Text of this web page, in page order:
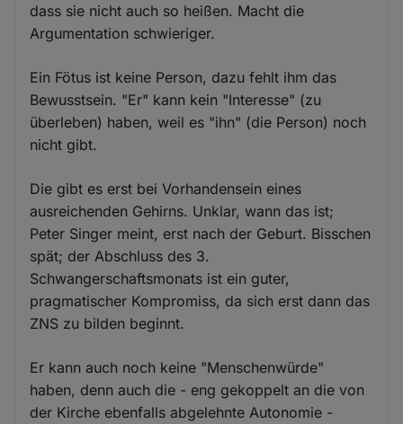
dass sie nicht auch so heißen. Macht die
Argumentation schwieriger.
Ein Fötus ist keine Person, dazu fehlt ihm das
Bewusstsein. "Er" kann kein "Interesse" (zu
überleben) haben, weil es "ihn" (die Person) noch
nicht gibt.
Die gibt es erst bei Vorhandensein eines
ausreichenden Gehirns. Unklar, wann das ist;
Peter Singer meint, erst nach der Geburt. Bisschen
spät; der Abschluss des 3.
Schwangerschaftsmonats ist ein guter,
pragmatischer Kompromiss, da sich erst dann das
ZNS zu bilden beginnt.
Er kann auch noch keine "Menschenwürde"
haben, denn auch die - eng gekoppelt an die von
der Kirche ebenfalls abgelehnte Autonomie -